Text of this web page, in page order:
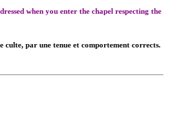
when you enter the chapel respecting the
culte, par une tenue et comportement corrects.